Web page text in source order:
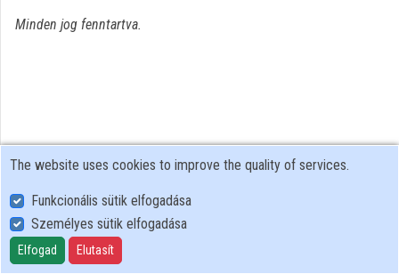
Minden jog fenntartva.
User Policy
Adatkezelési tájékoztató (en)
Cookie Policy
The website uses cookies to improve the quality of services.
Funkcionális sütik elfogadása
Személyes sütik elfogadása
Elfogad Elutasít